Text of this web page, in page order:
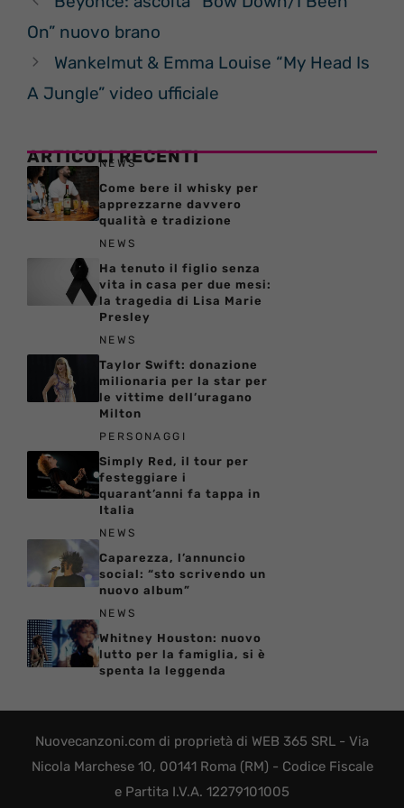
On” nuovo brano
Wankelmut & Emma Louise “My Head Is
A Jungle” video ufficiale
ARTICOLI RECENTI
NEWS
Come bere il whisky per
apprezzarne davvero
qualità e tradizione
NEWS
Ha tenuto il figlio senza
vita in casa per due mesi:
la tragedia di Lisa Marie
Presley
NEWS
Taylor Swift: donazione
milionaria per la star per
le vittime dell’uragano
Milton
PERSONAGGI
Simply Red, il tour per
festeggiare i
quarant’anni fa tappa in
Italia
NEWS
Caparezza, l’annuncio
social: “sto scrivendo un
nuovo album”
NEWS
Whitney Houston: nuovo
lutto per la famiglia, si è
spenta la leggenda
Nuovecanzoni.com di proprietà di WEB 365 SRL - Via
Nicola Marchese 10, 00141 Roma (RM) - Codice Fiscale
e Partita I.V.A. 12279101005